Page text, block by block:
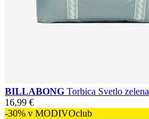
BILLABONG Torbica Svetlo zelena
16,99 €
-30% v MODIVOclub